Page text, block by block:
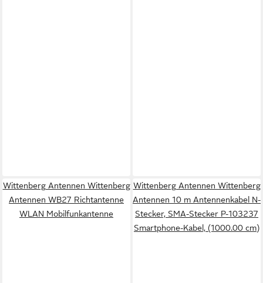
Wittenberg Antennen Wittenberg
Antennen WB27 Richtantenne
WLAN Mobilfunkantenne
Wittenberg Antennen Wittenberg
Antennen 10 m Antennenkabel N-
Stecker, SMA-Stecker P-103237
Smartphone-Kabel, (1000.00 cm)